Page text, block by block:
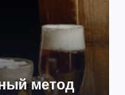
метод